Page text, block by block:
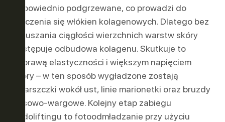
odpowiednio podgrzewane, co prowadzi do
kurczenia się włókien kolagenowych. Dlatego bez
naruszania ciągłości wierzchnich warstw skóry
następuje odbudowa kolagenu. Skutkuje to
poprawą elastyczności i większym napięciem
skóry – w ten sposób wygładzone zostają
zmarszczki wokół ust, linie marionetki oraz bruzdy
nosowo-wargowe. Kolejny etap zabiegu
endoliftingu to fotoodmładzanie przy użyciu